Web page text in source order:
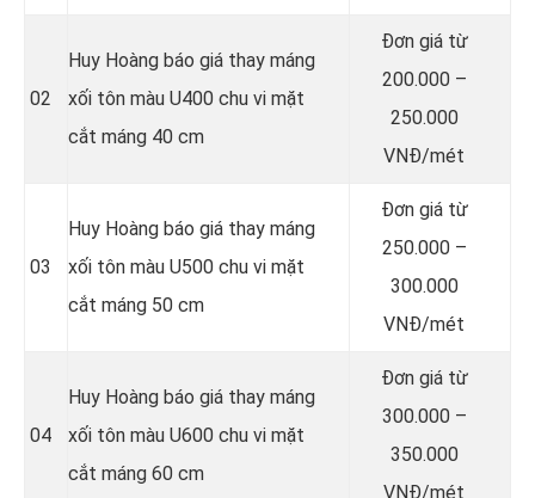
02
Huy Hoàng báo giá thay máng
xối tôn màu U400 chu vi mặt
cắt máng 40 cm
Đơn giá từ
200.000 –
250.000
VNĐ/mét
03
Huy Hoàng báo giá thay máng
xối tôn màu U500 chu vi mặt
cắt máng 50 cm
Đơn giá từ
250.000 –
300.000
VNĐ/mét
04
Huy Hoàng báo giá thay máng
xối tôn màu U600 chu vi mặt
cắt máng 60 cm
Đơn giá từ
300.000 –
350.000
VNĐ/mét